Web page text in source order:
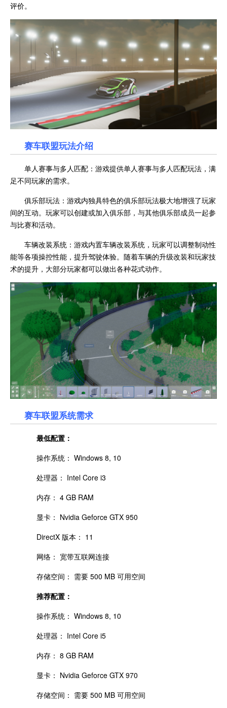
评价。
赛车联盟玩法介绍
单人赛事与多人匹配：游戏提供单人赛事与多人匹配玩法，满
足不同玩家的需求。
俱乐部玩法：游戏内独具特色的俱乐部玩法极大地增强了玩家
间的互动。玩家可以创建或加入俱乐部，与其他俱乐部成员一起参
与比赛和活动。
车辆改装系统：游戏内置车辆改装系统，玩家可以调整制动性
能等各项操控性能，提升驾驶体验。随着车辆的升级改装和玩家技
术的提升，大部分玩家都可以做出各种花式动作。
赛车联盟系统需求
最低配置：
操作系统： Windows 8, 10
处理器： Intel Core i3
内存： 4 GB RAM
显卡： Nvidia Geforce GTX 950
DirectX 版本： 11
网络： 宽带互联网连接
存储空间： 需要 500 MB 可用空间
推荐配置：
操作系统： Windows 8, 10
处理器： Intel Core i5
内存： 8 GB RAM
显卡： Nvidia Geforce GTX 970
存储空间： 需要 500 MB 可用空间